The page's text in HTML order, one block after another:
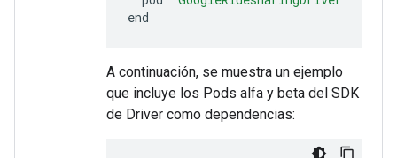
A continuación, se muestra un ejemplo
que incluye los Pods alfa y beta del SDK
de Driver como dependencias: